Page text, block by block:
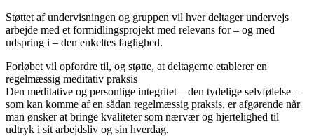
Støttet af undervisningen og gruppen vil hver deltager undervejs
arbejde med et formidlingsprojekt med relevans for – og med
udspring i – den enkeltes faglighed.
Forløbet vil opfordre til, og støtte, at deltagerne etablerer en
regelmæssig meditativ praksis
Den meditative og personlige integritet – den tydelige selvfølelse –
som kan komme af en sådan regelmæssig praksis, er afgørende når
man ønsker at bringe kvaliteter som nærvær og hjertelighed til
udtryk i sit arbejdsliv og sin hverdag.